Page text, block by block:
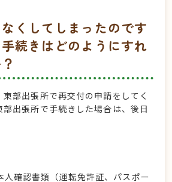
くしてしまったのです
続きはどのようにすれ
東部出張所で再交付の申請をしてく
出張所で手続きした場合は、後日
人確認書類（運転免許証、パスポー